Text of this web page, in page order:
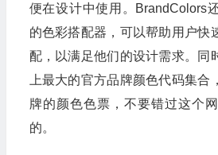
便在设计中使用。BrandColors
的色彩搭配器，可以帮助用户快
配，以满足他们的设计需求。同
上最大的官方品牌颜色代码集合
牌的颜色色票，不要错过这个
的。